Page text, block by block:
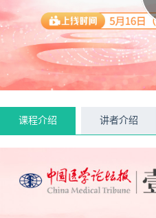
课程介绍 讲者介绍